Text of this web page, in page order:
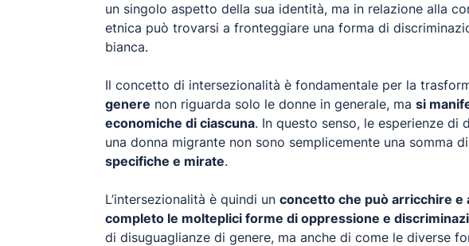
un singolo aspetto della sua identità, ma in relazione alla
etnica può trovarsi a fronteggiare una forma di
bianca.
Il concetto di intersezionalità è fondamentale per la
genere non riguarda solo le donne in generale, ma si
economiche di ciascuna. In questo senso, le esperienze di
una donna migrante non sono semplicemente una somma
specifiche e mirate.
L’intersezionalità è quindi un concetto che può arricchire e
completo le molteplici forme di oppressione e
di disuguaglianze di genere, ma anche di come le diverse